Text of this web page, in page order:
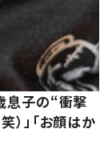
息子の“衝撃
」「お顔はか